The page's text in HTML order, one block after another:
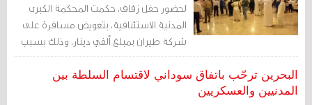
لحضور حفل زفاف، حكمت المحكمة الكبرى
المدنية الاستئنافية، بتعويض مسافرة على
شركة طيران بمبلغ ألفي دينار، وذلك بسبب
إلغاء الشركة لمقعدها بحجة اكتمال العدد
رغم تأكيد الحجز على موقع الشركة
البحرين ترحّب باتفاق سوداني لاقتسام السلطة بين
المدنيين والعسكريين